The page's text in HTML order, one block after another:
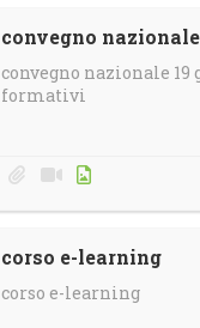
convegno
convegno nazionale
formativi
corso e-learning
corso e-learning